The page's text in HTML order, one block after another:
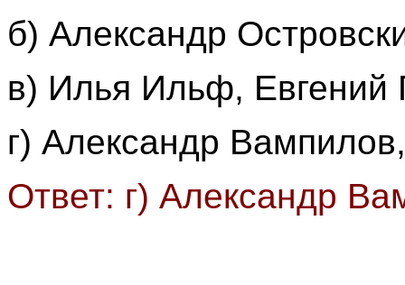
б) Александр
в) Илья Ильф, Евгений
г) Александр
Ответ: г) Александр